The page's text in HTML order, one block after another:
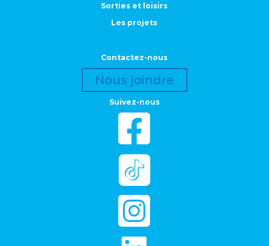
Sorties et loisirs
Les projets
Contactez-nous
Nous joindre
Suivez-nous